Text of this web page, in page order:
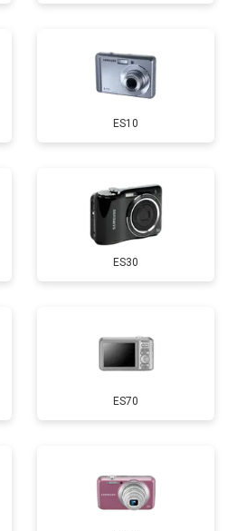
ES10
ES30
ES70